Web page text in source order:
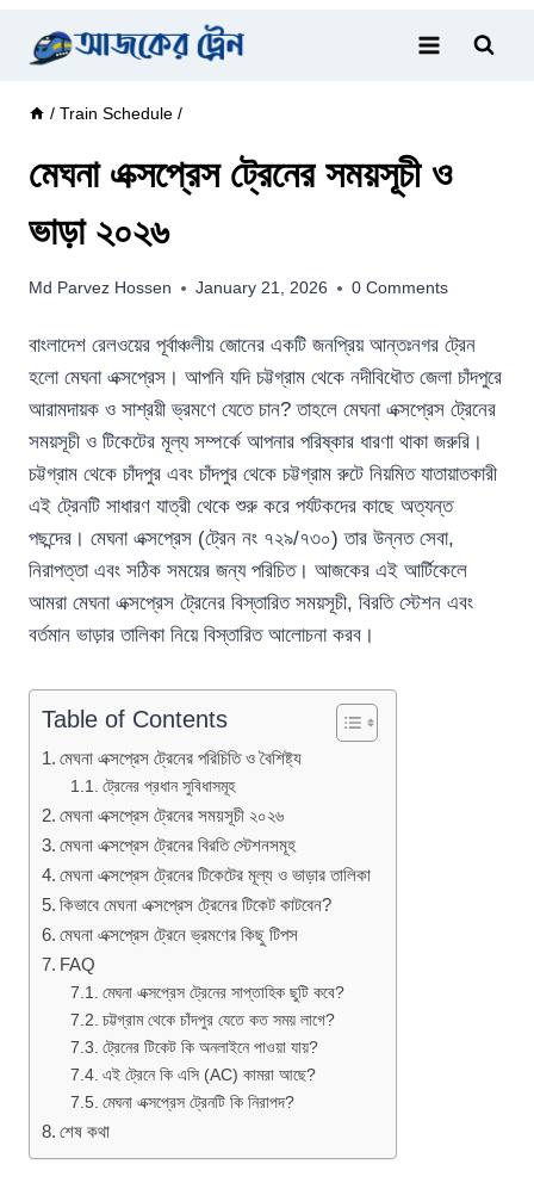
/ Train Schedule /
মেঘনা এক্সপ্রেস ট্রেনের সময়সূচী ও
ভাড়া ২০২৬
Md Parvez Hossen January 21, 2026 0 Comments
বাংলাদেশ রেলওয়ের পূর্বাঞ্চলীয় জোনের একটি জনপ্রিয় আন্তঃনগর ট্রেন
হলো মেঘনা এক্সপ্রেস। আপনি যদি চট্টগ্রাম থেকে নদীবিধৌত জেলা চাঁদপুরে
আরামদায়ক ও সাশ্রয়ী ভ্রমণে যেতে চান? তাহলে মেঘনা এক্সপ্রেস ট্রেনের
সময়সূচী ও টিকেটের মূল্য সম্পর্কে আপনার পরিষ্কার ধারণা থাকা জরুরি।
চট্টগ্রাম থেকে চাঁদপুর এবং চাঁদপুর থেকে চট্টগ্রাম রুটে নিয়মিত যাতায়াতকারী
এই ট্রেনটি সাধারণ যাত্রী থেকে শুরু করে পর্যটকদের কাছে অত্যন্ত
পছন্দের। মেঘনা এক্সপ্রেস (ট্রেন নং ৭২৯/৭৩০) তার উন্নত সেবা,
নিরাপত্তা এবং সঠিক সময়ের জন্য পরিচিত। আজকের এই আর্টিকেলে
আমরা মেঘনা এক্সপ্রেস ট্রেনের বিস্তারিত সময়সূচী, বিরতি স্টেশন এবং
বর্তমান ভাড়ার তালিকা নিয়ে বিস্তারিত আলোচনা করব।
Table of Contents
মেঘনা এক্সপ্রেস ট্রেনের পরিচিতি ও বৈশিষ্ট্য
ট্রেনের প্রধান সুবিধাসমূহ
মেঘনা এক্সপ্রেস ট্রেনের সময়সূচী ২০২৬
মেঘনা এক্সপ্রেস ট্রেনের বিরতি স্টেশনসমূহ
মেঘনা এক্সপ্রেস ট্রেনের টিকেটের মূল্য ও ভাড়ার তালিকা
কিভাবে মেঘনা এক্সপ্রেস ট্রেনের টিকেট কাটবেন?
মেঘনা এক্সপ্রেস ট্রেনে ভ্রমণের কিছু টিপস
FAQ
মেঘনা এক্সপ্রেস ট্রেনের সাপ্তাহিক ছুটি কবে?
চট্টগ্রাম থেকে চাঁদপুর যেতে কত সময় লাগে?
ট্রেনের টিকেট কি অনলাইনে পাওয়া যায়?
এই ট্রেনে কি এসি (AC) কামরা আছে?
মেঘনা এক্সপ্রেস ট্রেনটি কি নিরাপদ?
শেষ কথা